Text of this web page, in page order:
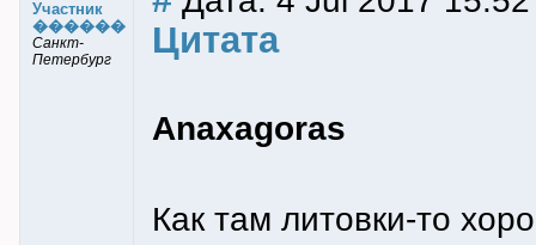
Участник
������
Санкт-
Петербург
Цитата
Anaxagoras
Как там литовки-то